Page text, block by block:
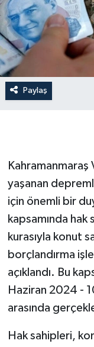
Paylaş
yaşanan
için önemli bir
kapsamında
kurasıyla konut
borçlandırma
açıklandı. Bu
Haziran 2024 -
arasında
Hak sahipleri,
DÜNYA
ROPORTAJ
MAGAZİN
MEDYA
SEÇİM 2011
BİLİMNET
Yemek